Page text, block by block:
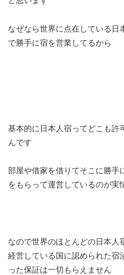
なぜなら世界に点在している日
で勝手に宿を営業してるから
基本的に日本人宿ってどこも許
んです
部屋や借家を借りてそこに勝手
をもらって運営しているのが実
なので世界のほとんどの日本人
経営している国に認められた宿
った保証は一切もらえません